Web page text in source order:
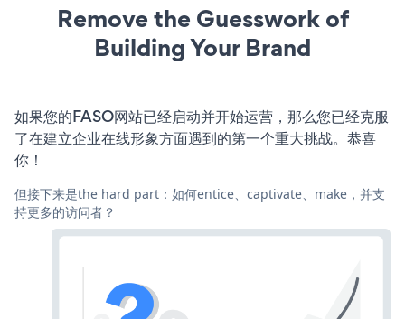
Remove the Guesswork of
Building Your Brand
如果您的FASO网站已经启动并开始运营，那么您已经克服
了在建立企业在线形象方面遇到的第一个重大挑战。恭喜
你！
但接下来是the hard part：如何entice、captivate、make，并支
持更多的访问者？